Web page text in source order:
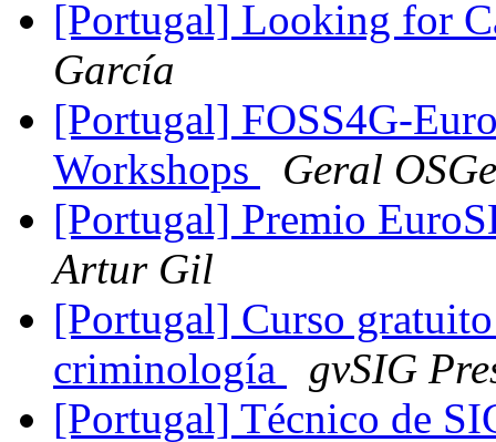
[Portugal] Looking for
García
[Portugal] FOSS4G-
Workshops
Geral
[Portugal] Premio
Artur Gil
[Portugal] Curso
criminología
gvSIG
[Portugal] Técnico de